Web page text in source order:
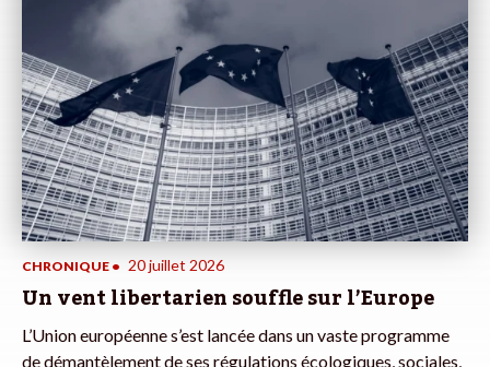
CHRONIQUE • 20 juillet 2026
Un vent libertarien souffle sur l’Europe
L’Union européenne s’est lancée dans un vaste programme
de démantèlement de ses régulations écologiques, sociales,